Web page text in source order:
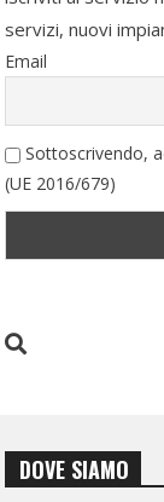
servizi, nuovi
Email
Sottoscrivendo,
(UE 2016/679)
DOVE SIAMO